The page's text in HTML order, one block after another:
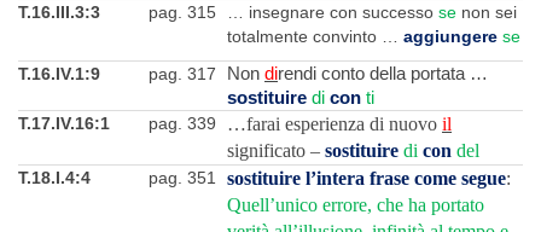
T.16.III.3:3
pag. 315 … insegnare con successo se non sei
totalmente convinto … aggiungere se
T.16.IV.1:9
pag. 317 Non direndi conto della portata …
sostituire di con ti
T.17.IV.16:1
pag. 339 …farai esperienza di nuovo il
significato – sostituire di con del
T.18.I.4:4 pag. 351 sostituire l’intera frase come segue:
Quell’unico errore, che ha portato